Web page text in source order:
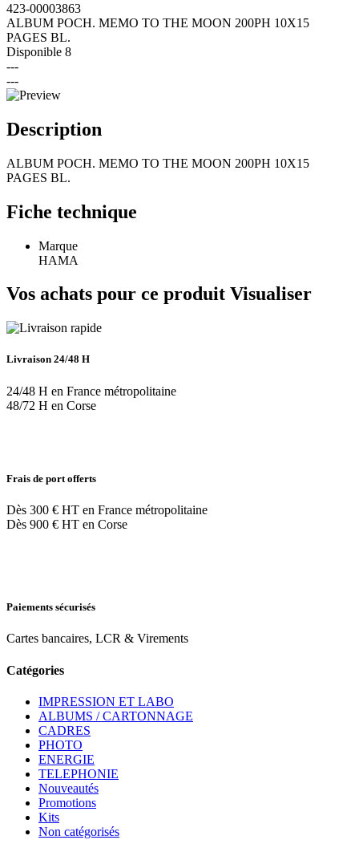
423-00003863
ALBUM POCH. MEMO TO THE MOON 200PH 10X15
PAGES BL.
Disponible 8
---
---
Description
ALBUM POCH. MEMO TO THE MOON 200PH 10X15
PAGES BL.
Fiche technique
Marque
HAMA
Vos achats pour ce produit Visualiser
Livraison 24/48 H
24/48 H en France métropolitaine
48/72 H en Corse
Frais de port offerts
Dès 300 € HT en France métropolitaine
Dès 900 € HT en Corse
Paiements sécurisés
Cartes bancaires, LCR & Virements
Catégories
IMPRESSION ET LABO
ALBUMS / CARTONNAGE
CADRES
PHOTO
ENERGIE
TELEPHONIE
Nouveautés
Promotions
Kits
Non catégorisés